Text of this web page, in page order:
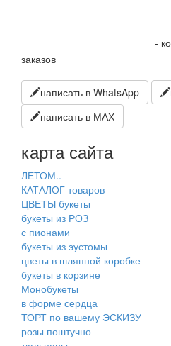
-
заказов
написать в WhatsApp
написать в МАХ
карта сайта
ЛЕТОМ..
КАТАЛОГ товаров
ЦВЕТЫ букеты
букеты из РОЗ
с пионами
букеты из эустомы
цветы в шляпной коробке
букеты в корзине
Монобукеты
в форме сердца
ТОРТ по вашему ЭСКИЗУ
розы поштучно